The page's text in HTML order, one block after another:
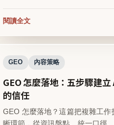
閱讀全文
GEO 內容策略
GEO 怎麼落地：五步驟建立
的信任
GEO 怎麼落地？這篇把複雜工作